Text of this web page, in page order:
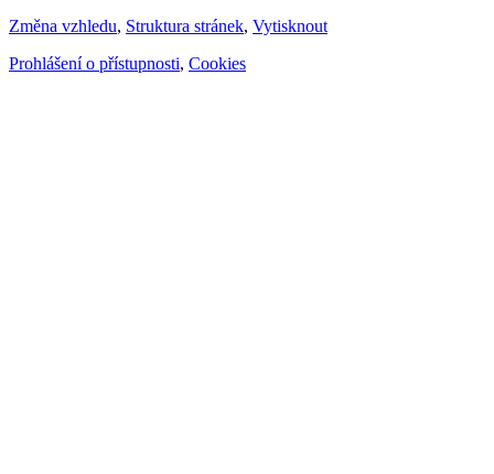
Změna vzhledu, Struktura stránek, Vytisknout
Prohlášení o přístupnosti, Cookies